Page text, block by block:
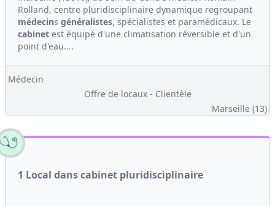
Rolland, centre pluridisciplinaire dynamique regroupant
médecins généralistes, spécialistes et paramédicaux. Le
cabinet est équipé d'une climatisation réversible et d'un
point d'eau....
Médecin
Offre de locaux - Clientèle
Marseille (13)
1 Local dans cabinet pluridisciplinaire